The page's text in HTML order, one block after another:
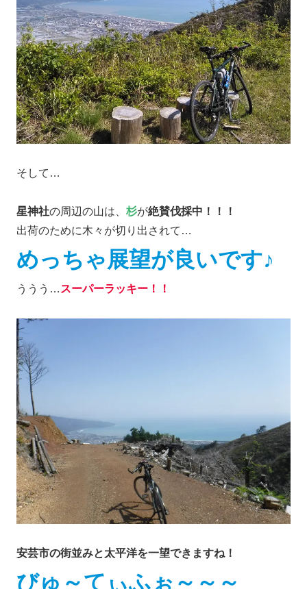
そして…
星神社の周辺の山は、 杉が絶賛伐採中！！！
出荷のために木々が切り出されて…
めっちゃ展望が良いです♪
ううう… スーパーラッキー！！
安芸市の街並みと太平洋を一望できますね！
びゅ～てぃふぉ～～～